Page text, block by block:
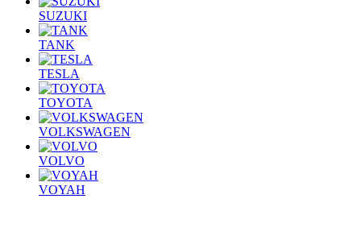
SUZUKI
TANK
TESLA
TOYOTA
VOLKSWAGEN
VOLVO
VOYAH